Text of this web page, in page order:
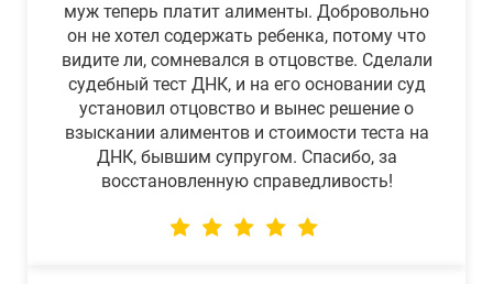
муж теперь платит алименты. Добровольно
он не хотел содержать ребенка, потому что
видите ли, сомневался в отцовстве. Сделали
судебный тест ДНК, и на его основании суд
установил отцовство и вынес решение о
взыскании алиментов и стоимости теста на
ДНК, бывшим супругом. Спасибо, за
восстановленную справедливость!